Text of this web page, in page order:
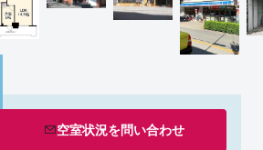
空室状況を問い合わせ